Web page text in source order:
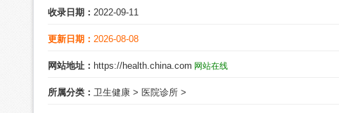
收录日期： 2022-09-11
更新日期： 2026-08-08
网站地址： https://health.china.com 网站在线
所属分类： 卫生健康 > 医院诊所 >